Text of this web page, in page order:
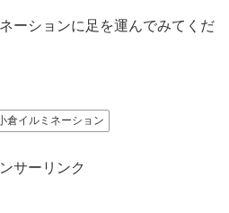
ーションに足を運んでみてくだ
倉イルミネーション
サーリンク